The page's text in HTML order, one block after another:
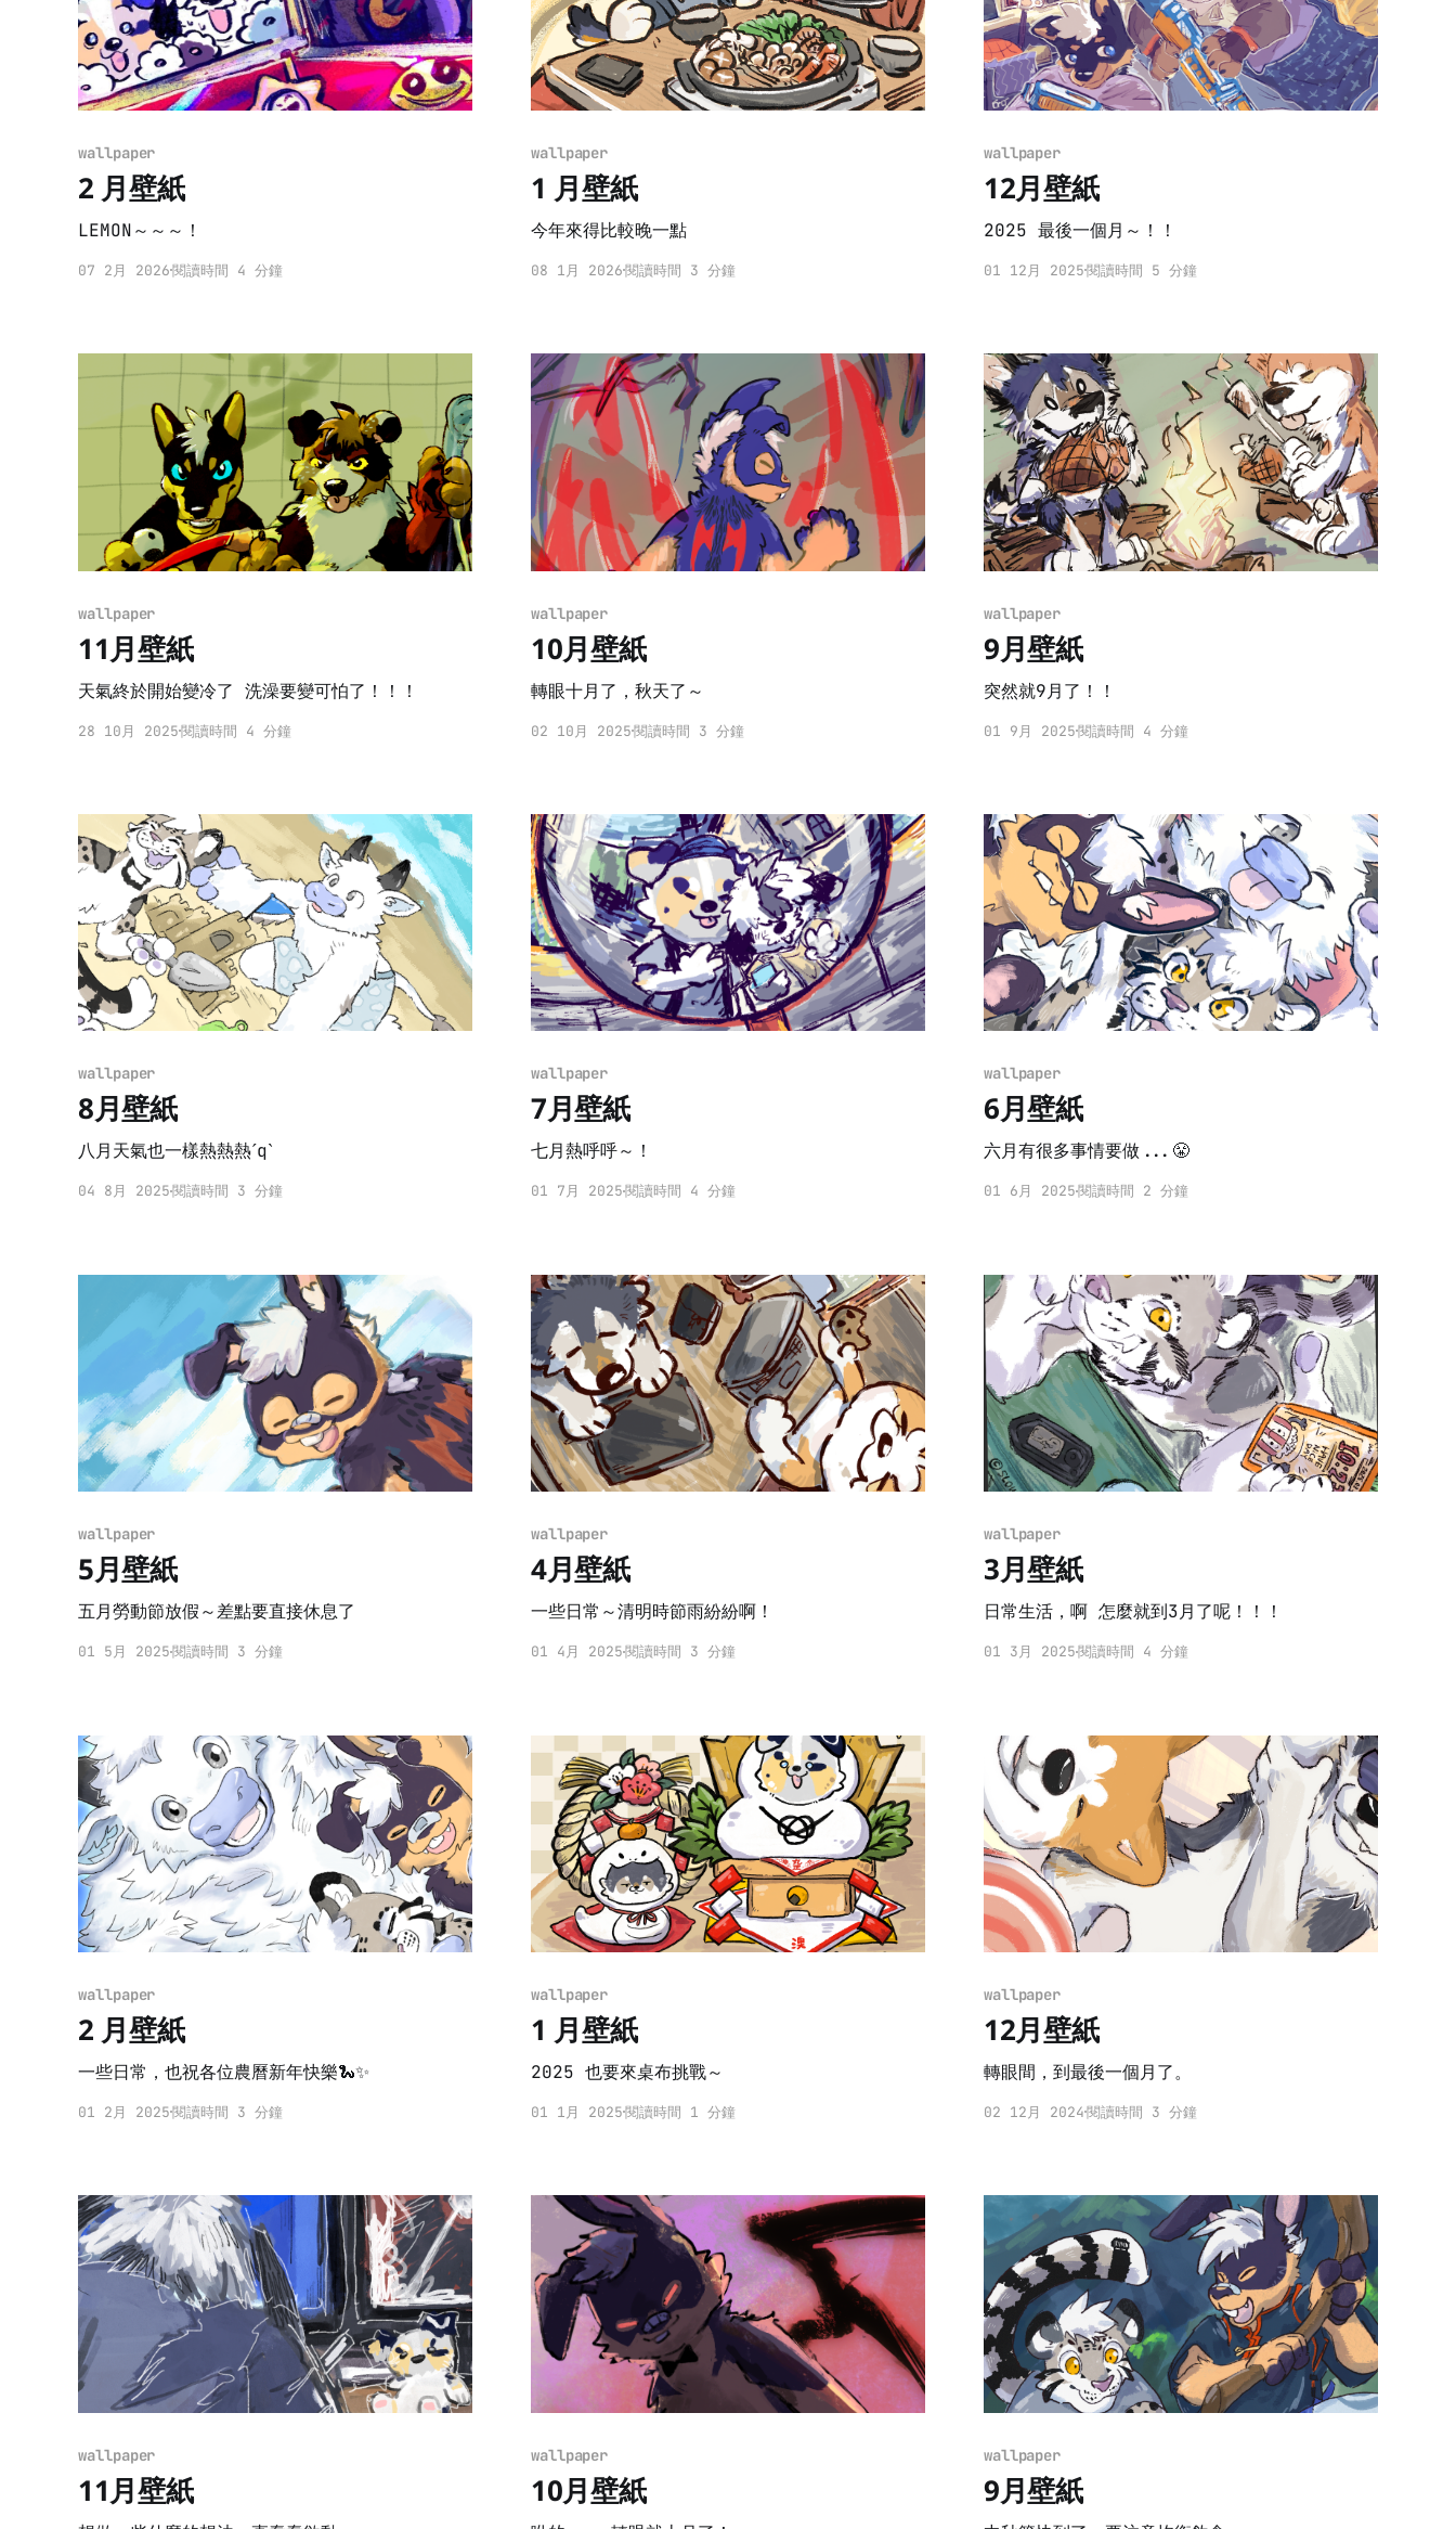
wallpaper
2 月壁紙
LEMON～～～！
07 2月 2026閱讀時間 4 分鐘
wallpaper
1 月壁紙
今年來得比較晚一點
08 1月 2026閱讀時間 3 分鐘
wallpaper
12月壁紙
2025 最後一個月～！！
01 12月 2025閱讀時間 5 分鐘
wallpaper
11月壁紙
天氣終於開始變冷了 洗澡要變可怕了！！！
28 10月 2025閱讀時間 4 分鐘
wallpaper
10月壁紙
轉眼十月了，秋天了～
02 10月 2025閱讀時間 3 分鐘
wallpaper
9月壁紙
突然就9月了！！
01 9月 2025閱讀時間 4 分鐘
wallpaper
8月壁紙
八月天氣也一樣熱熱熱ˊqˋ
04 8月 2025閱讀時間 3 分鐘
wallpaper
7月壁紙
七月熱呼呼～！
01 7月 2025閱讀時間 4 分鐘
wallpaper
6月壁紙
六月有很多事情要做...😤
01 6月 2025閱讀時間 2 分鐘
wallpaper
5月壁紙
五月勞動節放假～差點要直接休息了
01 5月 2025閱讀時間 3 分鐘
wallpaper
4月壁紙
一些日常～清明時節雨紛紛啊！
01 4月 2025閱讀時間 3 分鐘
wallpaper
3月壁紙
日常生活，啊 怎麼就到3月了呢！！！
01 3月 2025閱讀時間 4 分鐘
wallpaper
2 月壁紙
一些日常，也祝各位農曆新年快樂🐍✨
01 2月 2025閱讀時間 3 分鐘
wallpaper
1 月壁紙
2025 也要來桌布挑戰～
01 1月 2025閱讀時間 1 分鐘
wallpaper
12月壁紙
轉眼間，到最後一個月了。
02 12月 2024閱讀時間 3 分鐘
wallpaper
11月壁紙
wallpaper
10月壁紙
wallpaper
9月壁紙